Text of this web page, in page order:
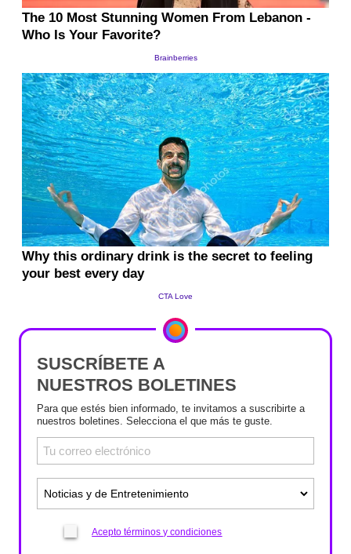
SUSCRÍBETE A
NUESTROS BOLETINES
Para que estés bien informado, te invitamos a suscribirte a
nuestros boletines. Selecciona el que más te guste.
Acepto términos y condiciones